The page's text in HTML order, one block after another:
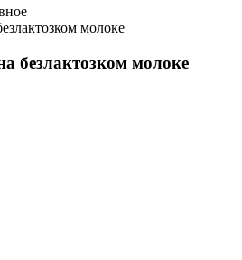
безлактозком молоке